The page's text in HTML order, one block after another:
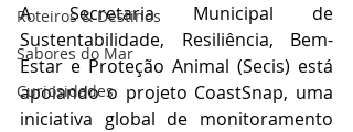
Roteiros & Destinos
Sabores do Mar
Curiosidades
A Secretaria Municipal de
Sustentabilidade, Resiliência, Bem-
Estar e Proteção Animal (Secis) está
apoiando o projeto CoastSnap, uma
iniciativa global de monitoramento